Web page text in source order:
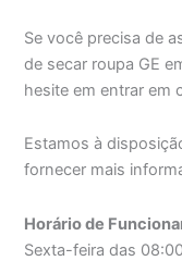
Se você precisa de
de secar roupa GE
hesite em entrar em
Estamos à
fornecer mais
Horário de
Sexta-feira das